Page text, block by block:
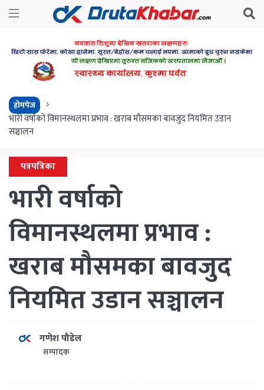
होमपेज
भारी वर्षाको विमानस्थलमा प्रभाव : खराब मौसमका बावजुद नियमित उडान
सञ्चालन
पत्रपत्रिका
भारी वर्षाको
विमानस्थलमा प्रभाव :
खराब मौसमका बावजुद
नियमित उडान सञ्चालन
गणेश पौडेल
सम्पादक